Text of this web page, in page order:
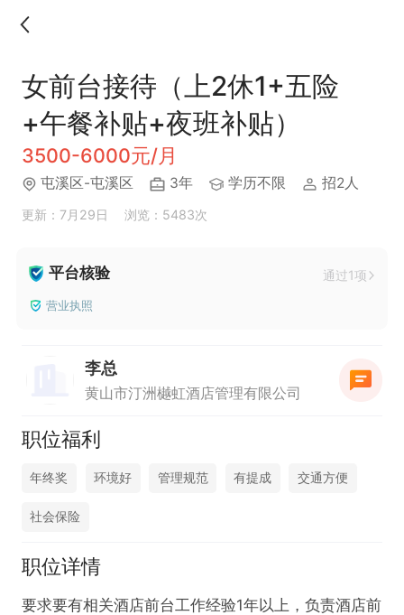
女前台接待（上2休1+五险
+午餐补贴+夜班补贴）
3500-6000元/月
屯溪区-屯溪区 3年 学历不限 招2人
更新：7月29日 浏览：5483次
平台核验 通过1项
营业执照
李总
黄山市汀洲樾虹酒店管理有限公司
职位福利
年终奖 环境好 管理规范 有提成 交通方便
社会保险
职位详情
要求要有相关酒店前台工作经验1年以上，负责酒店前